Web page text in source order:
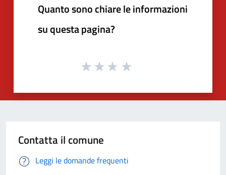
Quanto sono chiare le informazioni
su questa pagina?
Contatta il comune
Leggi le domande frequenti